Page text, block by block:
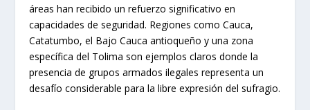
áreas han recibido un refuerzo significativo en
capacidades de seguridad. Regiones como Cauca,
Catatumbo, el Bajo Cauca antioqueño y una zona
específica del Tolima son ejemplos claros donde la
presencia de grupos armados ilegales representa un
desafío considerable para la libre expresión del sufragio.